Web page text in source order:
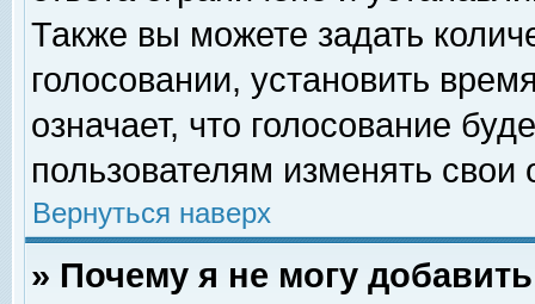
Также вы можете задать
голосовании, установить
означает, что голосование
пользователям изменять свои
Вернуться наверх
» Почему я не могу